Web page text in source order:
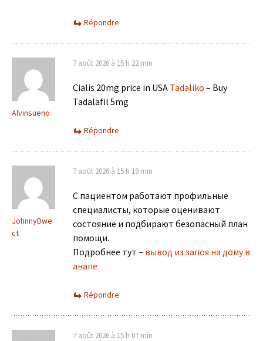
Répondre
Alvinsueno
7 août 2026 à 15 h 22 min
Cialis 20mg price in USA Tadaliko – Buy
Tadalafil 5mg
Répondre
JohnnyDwe
ct
7 août 2026 à 15 h 19 min
С пациентом работают профильные
специалисты, которые оценивают
состояние и подбирают безопасный план
помощи.
Подробнее тут – вывод из запоя на дому в
анапе
Répondre
7 août 2026 à 15 h 07 min